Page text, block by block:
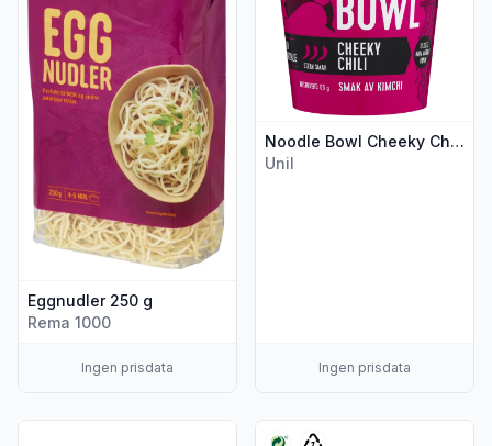
Eggnudler 250 g
Rema 1000
Ingen prisdata
Noodle Bowl Cheeky Chili 65g Eldorado
Unil
Ingen prisdata
Vis flere detaljer for produktet "BK Mie Goreng 200 g"
Vis flere detaljer for